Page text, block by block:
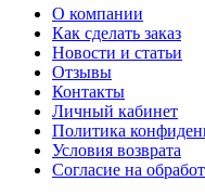
О компании
Как сделать заказ
Новости и статьи
Отзывы
Контакты
Личный кабинет
Политика
Условия возврата
Согласие на